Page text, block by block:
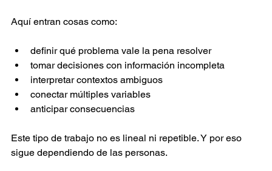
Aquí entran cosas como:
definir qué problema vale la pena resolver
tomar decisiones con información incompleta
interpretar contextos ambiguos
conectar múltiples variables
anticipar consecuencias
Este tipo de trabajo no es lineal ni repetible. Y por eso
sigue dependiendo de las personas.